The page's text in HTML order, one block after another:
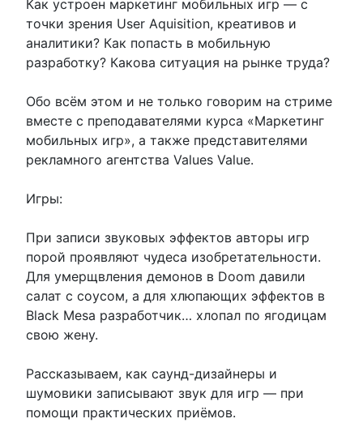
Как устроен маркетинг мобильных игр — с
точки зрения User Aquisition, креативов и
аналитики? Как попасть в мобильную
разработку? Какова ситуация на рынке труда?
Обо всём этом и не только говорим на стриме
вместе с преподавателями курса «Маркетинг
мобильных игр», а также представителями
рекламного агентства Values Value.
Игры:
При записи звуковых эффектов авторы игр
порой проявляют чудеса изобретательности.
Для умерщвления демонов в Doom давили
салат с соусом, а для хлюпающих эффектов в
Black Mesa разработчик… хлопал по ягодицам
свою жену.
Рассказываем, как саунд-дизайнеры и
шумовики записывают звук для игр — при
помощи практических приёмов.